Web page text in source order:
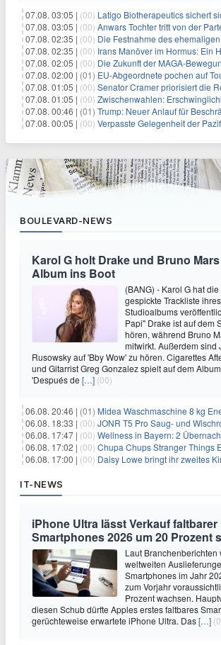
07.08. 03:05 | (00) Latigo Biotherapeutics sichert sich 345,6 Millionen Dollar in einer erhöhten IPO und
07.08. 03:05 | (00) Anwars Tochter tritt von der Parteiführung zurück und
07.08. 02:35 | (00) Die Festnahme des ehemaligen Gouverneurs von Mexiko hebt die anhaltenden
07.08. 02:35 | (00) Irans Manöver im Hormus: Ein Hindernis für den freien
07.08. 02:05 | (00) Die Zukunft der MAGA-Bewegung navigieren: Was
07.08. 02:00 | (01) EU-Abgeordnete pochen auf Touristenvisa-
07.08. 01:05 | (00) Senator Cramer priorisiert die Regierungsfinanzierung angesichts
07.08. 01:05 | (00) Zwischenwahlen: Erschwinglichkeit steht im Mittelpunkt, während die Demokraten
07.08. 00:46 | (01) Trump: Neuer Anlauf für
07.08. 00:05 | (00) Verpasste Gelegenheit der Pazifikinseln: Ein Aufruf zu einer stärkeren
BOULEVARD-NEWS
Karol G holt Drake und Bruno
Album ins Boot
(BANG) - Karol G hat
gespickte Trackliste
Studioalbums
Papi" Drake ist auf dem
hören, während Bruno
mitwirkt. Außerdem sind
Rusowsky auf 'Bby Wow' zu hören. Cigarettes
und Gitarrist Greg Gonzalez spielt auf dem
'Después de […] (00)
06.08. 20:46 | (01) Midea Waschmaschine 8 kg Energieklasse A-
06.08. 18:33 | (00) JONR T5 Pro Saug- und
06.08. 17:47 | (00) Wellness in Bayern: 2 Übernachtungen im DAS LUDWIG Sports
06.08. 17:02 | (00) Chupa Chups Stranger Things Eimer
06.08. 17:00 | (00) Daisy Lowe bringt ihr zweites
IT-NEWS
iPhone Ultra lässt Verkauf faltbarer
Smartphones 2026 um 20 Prozent
Laut Branchenberichten
weltweiten
Smartphones im Jahr
zum Vorjahr
Prozent wachsen.
diesen Schub dürfte Apples erstes faltbares
gerüchteweise erwartete iPhone Ultra. Das[…]